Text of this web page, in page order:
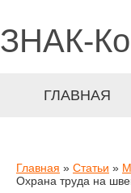
ЗНАК-
ГЛАВНАЯ
Главная » Статьи »
Охрана труда на